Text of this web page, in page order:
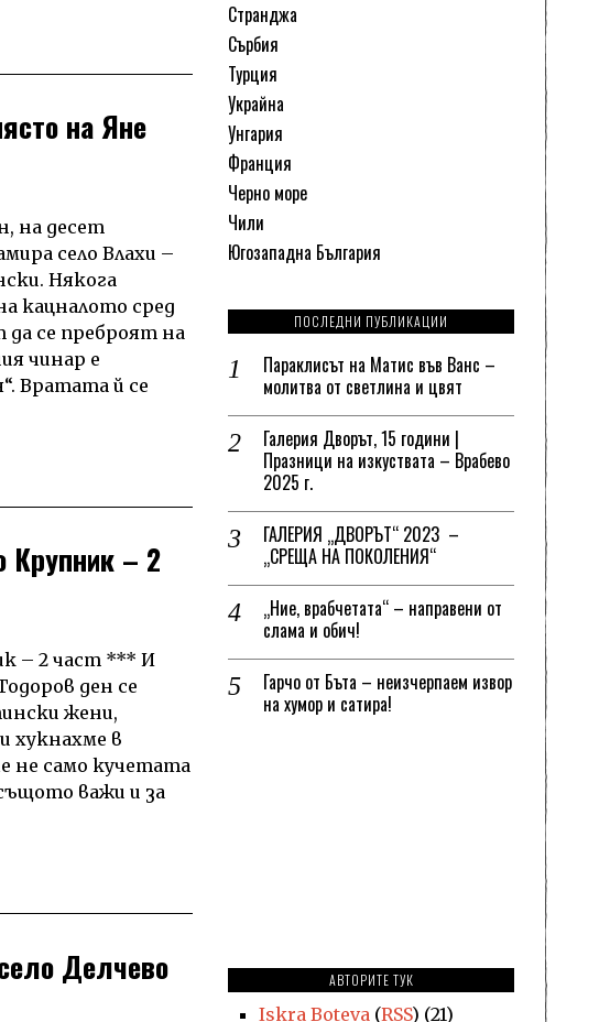
на Яне
на десет
село Влахи –
Някога
кацналото сред
да се преброят на
чинар е
Вратата й се
Крупник – 2
– 2 част *** И
ден се
жени,
хукнахме в
не само кучетата
важи и за
Делчево
Странджа
Сърбия
Турция
Украйна
Унгария
Франция
Черно море
Чили
Югозападна България
ПОСЛЕДНИ ПУБЛИКАЦИИ
Параклисът на Матис във Ванс –
молитва от светлина и цвят
Галерия Дворът, 15 години |
Празници на изкуствата – Врабево
2025 г.
ГАЛЕРИЯ „ДВОРЪТ“ 2023 –
„СРЕЩА НА ПОКОЛЕНИЯ“
„Ние, врабчетата“ – направени от
слама и обич!
Гарчо от Бъта – неизчерпаем извор
на хумор и сатира!
АВТОРИТЕ ТУК
Iskra Boteva (RSS) (21)